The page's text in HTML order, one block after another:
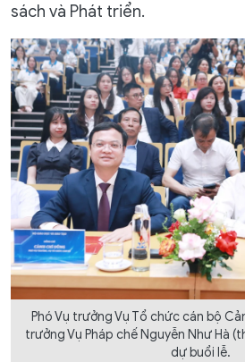
sách và Phát triển.
Phó Vụ trưởng Vụ Tổ chức cán bộ
trưởng Vụ Pháp chế Nguyễn Như Hà
dự buổi lễ.